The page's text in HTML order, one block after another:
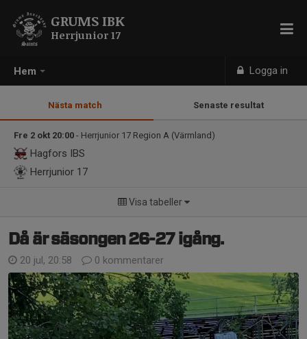
Hem Logga in
GRUMS IBK
Herrjunior 17
Nästa match Senaste resultat
Fre 2 okt 20:00 - Herrjunior 17 Region A (Värmland)
Hagfors IBS
Herrjunior 17
Visa tabeller
Då är säsongen 26-27 igång.
20 jul, 20:58 0 kommentarer